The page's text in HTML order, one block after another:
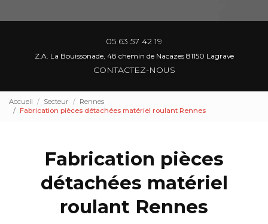
05 63 57 42 19
Z.A. La Bouissonade, 48 chemin de Nacazes 81150 Lagrave
CONTACTEZ-NOUS
Accueil Secteur
Rennes
Fabrication pièces détachées matériel roulant Rennes
Fabrication pièces
détachées matériel
roulant Rennes